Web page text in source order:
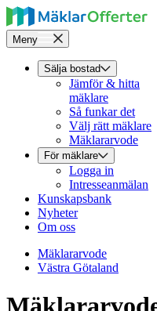
Meny
Sälja bostad
Jämför & hitta
mäklare
Så funkar det
Välj rätt mäklare
Mäklararvode
För mäklare
Logga in
Intresseanmälan
Kunskapsbank
Nyheter
Om oss
Mäklararvode
Västra Götaland